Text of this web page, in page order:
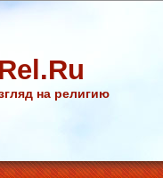
на религию